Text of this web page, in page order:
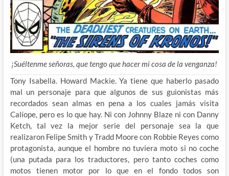
¡Suéltenme señoras, que tengo que hacer mi cosa de la venganza!
Tony Isabella. Howard Mackie. Ya tiene que haberlo pasado
mal un personaje para que algunos de sus guionistas más
recordados sean almas en pena a los cuales jamás visita
Calíope, pero es lo que hay. Ni con Johnny Blaze ni con Danny
Ketch, tal vez la mejor serie del personaje sea la que
realizaron Felipe Smith y Tradd Moore con Robbie Reyes como
protagonista, aunque el hombre no tuviera moto si no coche
(una putada para los traductores, pero tanto coches como
motos tienen motor por lo que en el fondo todos son